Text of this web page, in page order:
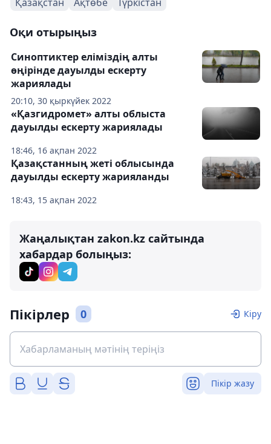
Оқи отырыңыз
20:10, 30 қыркүйек 2022
Синоптиктер еліміздің алты
өңірінде дауылды ескерту
жариялады
18:46, 16 ақпан 2022
«Қазгидромет» алты облыста
дауылды ескерту жариялады
18:43, 15 ақпан 2022
Қазақстанның жеті облысында
дауылды ескерту жарияланды
Жаңалықтан zakon.kz сайтында
хабардар болыңыз:
Пікірлер 0 Кіру
Пікір жазу